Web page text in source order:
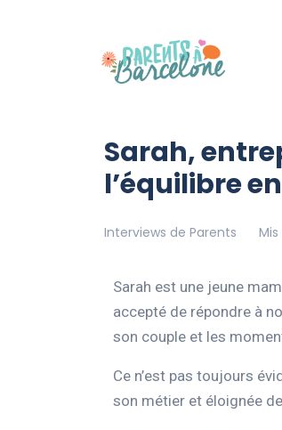
Sarah,
l’équilibre
Interviews de Parents
Sarah est une jeune
accepté de répondre à
son couple et les
Ce n’est pas toujours
son métier et éloignée